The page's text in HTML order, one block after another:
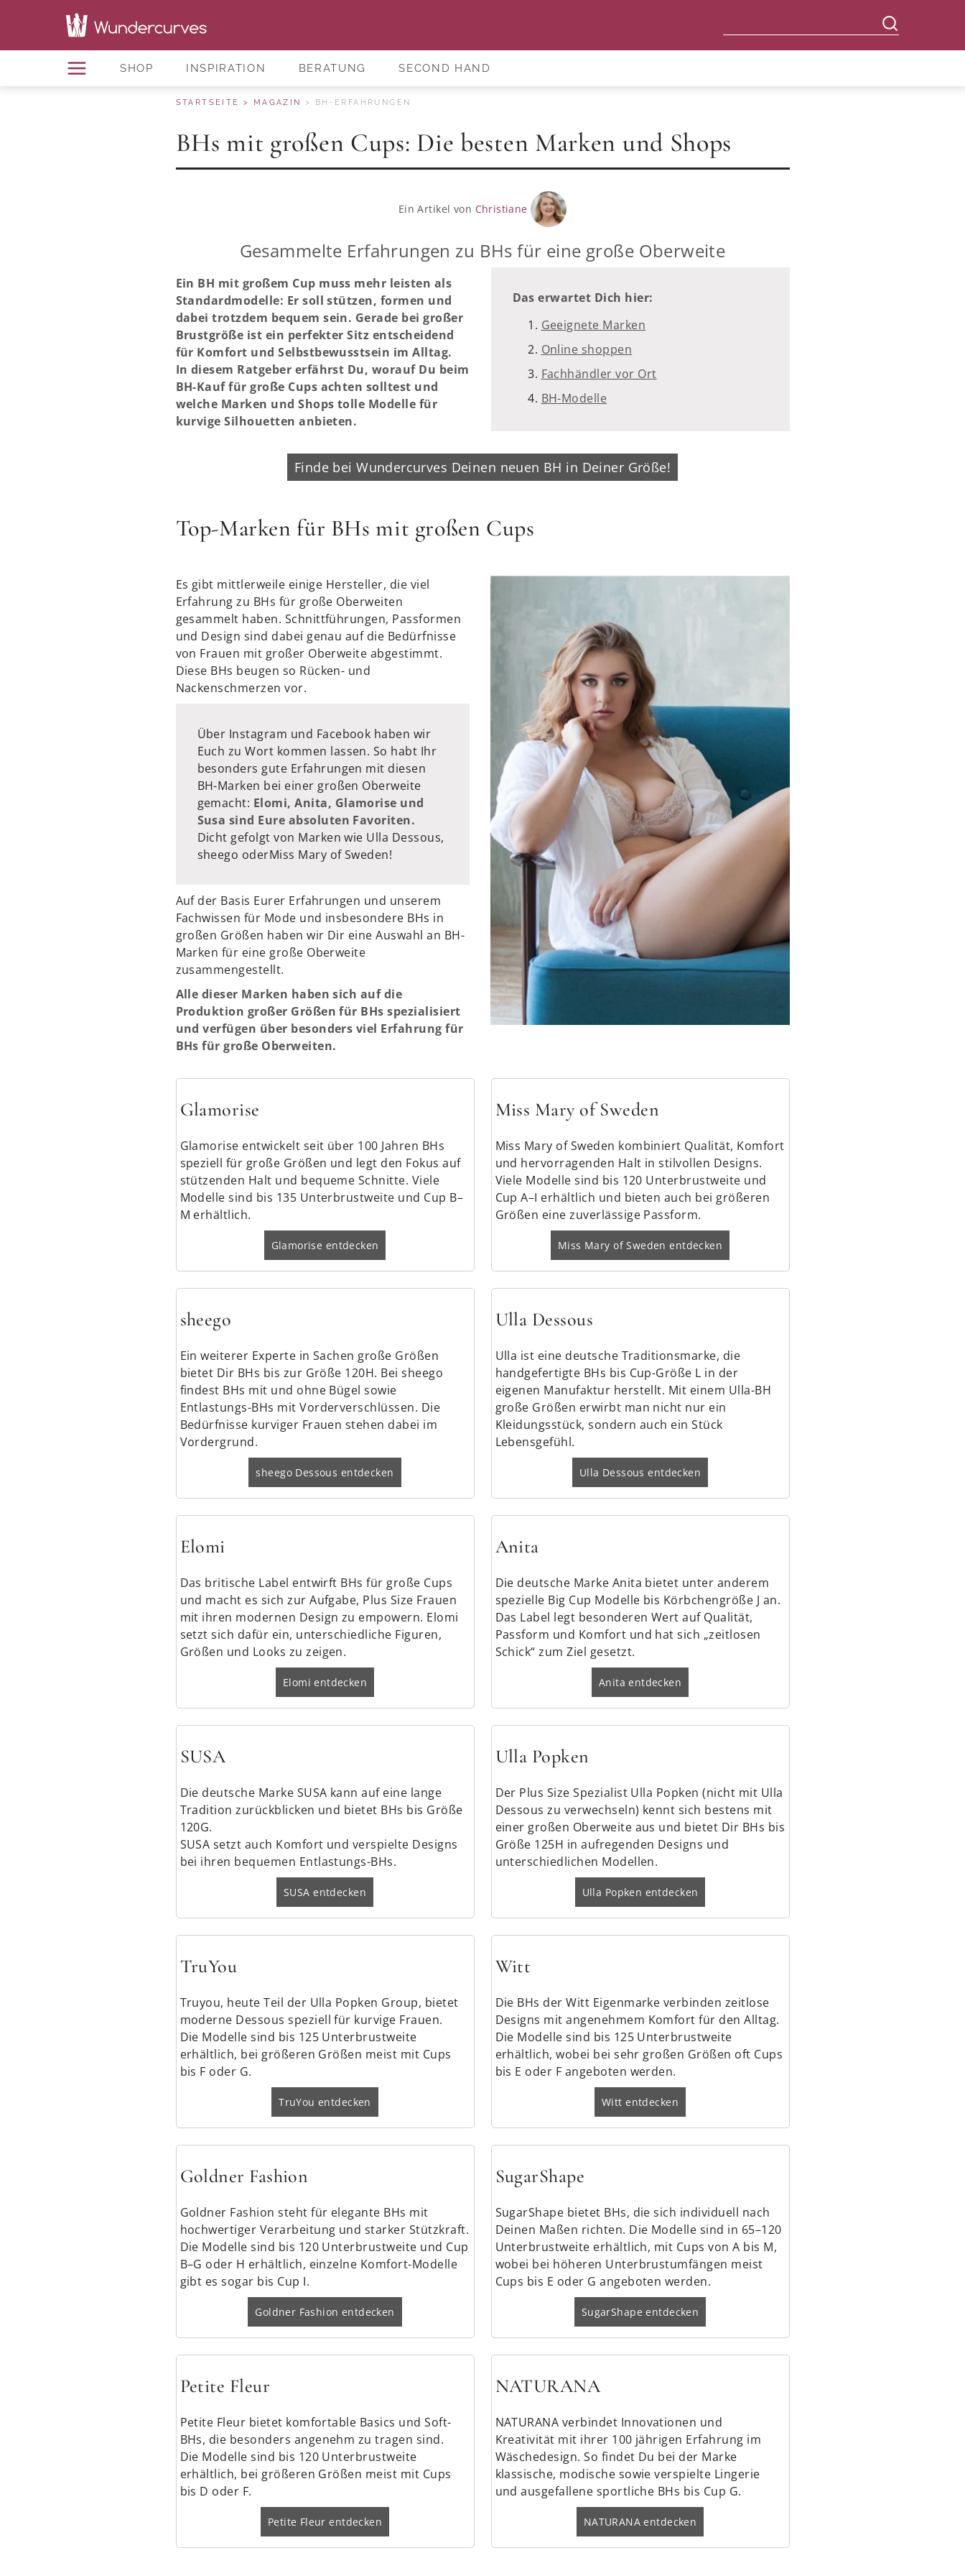
SHOP INSPIRATION BERATUNG SECOND HAND
STARTSEITE MAGAZIN BH-ERFAHRUNGEN
BHs mit großen Cups: Die besten Marken und Shops
Ein Artikel von Christiane
Gesammelte Erfahrungen zu BHs für eine große Oberweite
Ein BH mit großem Cup muss mehr leisten als
Standardmodelle: Er soll stützen, formen und
dabei trotzdem bequem sein. Gerade bei großer
Brustgröße ist ein perfekter Sitz entscheidend
für Komfort und Selbstbewusstsein im Alltag.
In diesem Ratgeber erfährst Du, worauf Du beim
BH-Kauf für große Cups achten solltest und
welche Marken und Shops tolle Modelle für
kurvige Silhouetten anbieten.
Das erwartet Dich hier:
Geeignete Marken
Online shoppen
Fachhändler vor Ort
BH-Modelle
Finde bei Wundercurves Deinen neuen BH in Deiner Größe!
Top-Marken für BHs mit großen Cups
Glamorise
Glamorise entwickelt seit über 100 Jahren BHs
speziell für große Größen und legt den Fokus auf
stützenden Halt und bequeme Schnitte. Viele
Modelle sind bis 135 Unterbrustweite und Cup B–
M erhältlich.
Glamorise entdecken
Miss Mary of Sweden
Miss Mary of Sweden kombiniert Qualität, Komfort
und hervorragenden Halt in stilvollen Designs.
Viele Modelle sind bis 120 Unterbrustweite und
Cup A–I erhältlich und bieten auch bei größeren
Größen eine zuverlässige Passform.
Miss Mary of Sweden entdecken
sheego
Ein weiterer Experte in Sachen große Größen
bietet Dir BHs bis zur Größe 120H. Bei sheego
findest BHs mit und ohne Bügel sowie
Entlastungs-BHs mit Vorderverschlüssen. Die
Bedürfnisse kurviger Frauen stehen dabei im
Vordergrund.
sheego Dessous entdecken
Ulla Dessous
Ulla ist eine deutsche Traditionsmarke, die
handgefertigte BHs bis Cup-Größe L in der
eigenen Manufaktur herstellt. Mit einem Ulla-BH
große Größen erwirbt man nicht nur ein
Kleidungsstück, sondern auch ein Stück
Lebensgefühl.
Ulla Dessous entdecken
Elomi
Das britische Label entwirft BHs für große Cups
und macht es sich zur Aufgabe, Plus Size Frauen
mit ihren modernen Design zu empowern. Elomi
setzt sich dafür ein, unterschiedliche Figuren,
Größen und Looks zu zeigen.
Elomi entdecken
Anita
Die deutsche Marke Anita bietet unter anderem
spezielle Big Cup Modelle bis Körbchengröße J an.
Das Label legt besonderen Wert auf Qualität,
Passform und Komfort und hat sich „zeitlosen
Schick“ zum Ziel gesetzt.
Anita entdecken
SUSA
Die deutsche Marke SUSA kann auf eine lange
Tradition zurückblicken und bietet BHs bis Größe
120G.
SUSA setzt auch Komfort und verspielte Designs
bei ihren bequemen Entlastungs-BHs.
SUSA entdecken
Ulla Popken
Der Plus Size Spezialist Ulla Popken (nicht mit Ulla
Dessous zu verwechseln) kennt sich bestens mit
einer großen Oberweite aus und bietet Dir BHs bis
Größe 125H in aufregenden Designs und
unterschiedlichen Modellen.
Ulla Popken entdecken
TruYou
Truyou, heute Teil der Ulla Popken Group, bietet
moderne Dessous speziell für kurvige Frauen.
Die Modelle sind bis 125 Unterbrustweite
erhältlich, bei größeren Größen meist mit Cups
bis F oder G.
TruYou entdecken
Witt
Die BHs der Witt Eigenmarke verbinden zeitlose
Designs mit angenehmem Komfort für den Alltag.
Die Modelle sind bis 125 Unterbrustweite
erhältlich, wobei bei sehr großen Größen oft Cups
bis E oder F angeboten werden.
Witt entdecken
Goldner Fashion
Goldner Fashion steht für elegante BHs mit
hochwertiger Verarbeitung und starker Stützkraft.
Die Modelle sind bis 120 Unterbrustweite und Cup
B–G oder H erhältlich, einzelne Komfort-Modelle
gibt es sogar bis Cup I.
Goldner Fashion entdecken
SugarShape
SugarShape bietet BHs, die sich individuell nach
Deinen Maßen richten. Die Modelle sind in 65–120
Unterbrustweite erhältlich, mit Cups von A bis M,
wobei bei höheren Unterbrustumfängen meist
Cups bis E oder G angeboten werden.
SugarShape entdecken
Petite Fleur
Petite Fleur bietet komfortable Basics und Soft-
BHs, die besonders angenehm zu tragen sind.
Die Modelle sind bis 120 Unterbrustweite
erhältlich, bei größeren Größen meist mit Cups
bis D oder F.
Petite Fleur entdecken
NATURANA
NATURANA verbindet Innovationen und
Kreativität mit ihrer 100 jährigen Erfahrung im
Wäschedesign. So findet Du bei der Marke
klassische, modische sowie verspielte Lingerie
und ausgefallene sportliche BHs bis Cup G.
NATURANA entdecken
Es gibt mittlerweile einige Hersteller, die viel
Erfahrung zu BHs für große Oberweiten
gesammelt haben. Schnittführungen, Passformen
und Design sind dabei genau auf die Bedürfnisse
von Frauen mit großer Oberweite abgestimmt.
Diese BHs beugen so Rücken- und
Nackenschmerzen vor.
Über Instagram und Facebook haben wir
Euch zu Wort kommen lassen. So habt Ihr
besonders gute Erfahrungen mit diesen
BH-Marken bei einer großen Oberweite
gemacht: Elomi, Anita, Glamorise und
Susa sind Eure absoluten Favoriten.
Dicht gefolgt von Marken wie Ulla Dessous,
sheego oderMiss Mary of Sweden!
Auf der Basis Eurer Erfahrungen und unserem
Fachwissen für Mode und insbesondere BHs in
großen Größen haben wir Dir eine Auswahl an BH-
Marken für eine große Oberweite
zusammengestellt.
Alle dieser Marken haben sich auf die
Produktion großer Größen für BHs spezialisiert
und verfügen über besonders viel Erfahrung für
BHs für große Oberweiten.